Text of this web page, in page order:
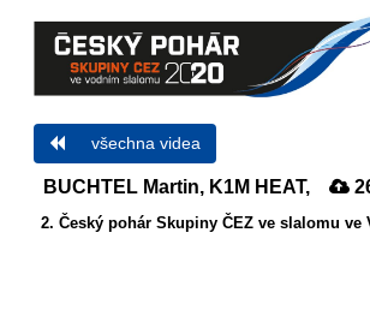
všechna videa
BUCHTEL Martin, K1M HEAT,
2. Český pohár Skupiny ČEZ ve slalomu